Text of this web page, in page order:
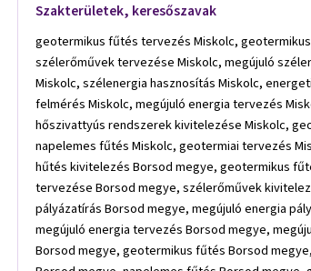
Szakterületek, keresőszavak
geotermikus fűtés tervezés Miskolc,
szélerőművek tervezése Miskolc, megújuló
Miskolc, szélenergia hasznosítás Miskolc,
felmérés Miskolc, megújuló energia tervezés
hőszivattyús rendszerek kivitelezése Miskolc,
napelemes fűtés Miskolc, geotermiai tervezés
hűtés kivitelezés Borsod megye, geotermikus
tervezése Borsod megye, szélerőművek
pályázatírás Borsod megye, megújuló energia
megújuló energia tervezés Borsod megye,
Borsod megye, geotermikus fűtés Borsod